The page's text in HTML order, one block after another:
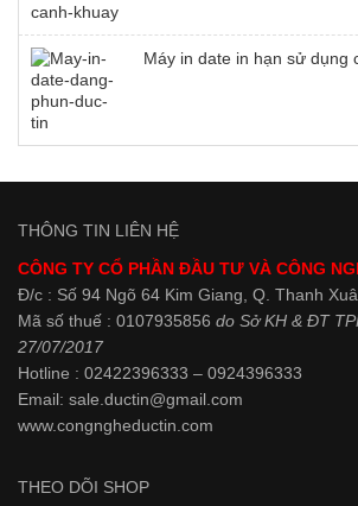
Máy in date in hạn sử dụng
THÔNG TIN LIÊN HỆ
CÔNG TY CỔ PHẦN ĐẦU TƯ VÀ CÔNG
Đ/c : Số 94 Ngõ 64 Kim Giang, Q. Thanh
Mã số thuế : 0107935856 do Sở KH & ĐT
27/07/2017
Hotline : 02422396333 – 0924396333
Email: sale.ductin@gmail.com
www.congngheductin.com
THEO DÕI SHOP